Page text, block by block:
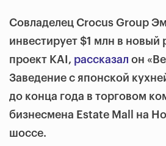
Совладелец Crocus Group
инвестирует $1 млн в новый
проект KAI, рассказал он
Заведение с японской
до конца года в торговом
бизнесмена Estate Mall на
шоссе.